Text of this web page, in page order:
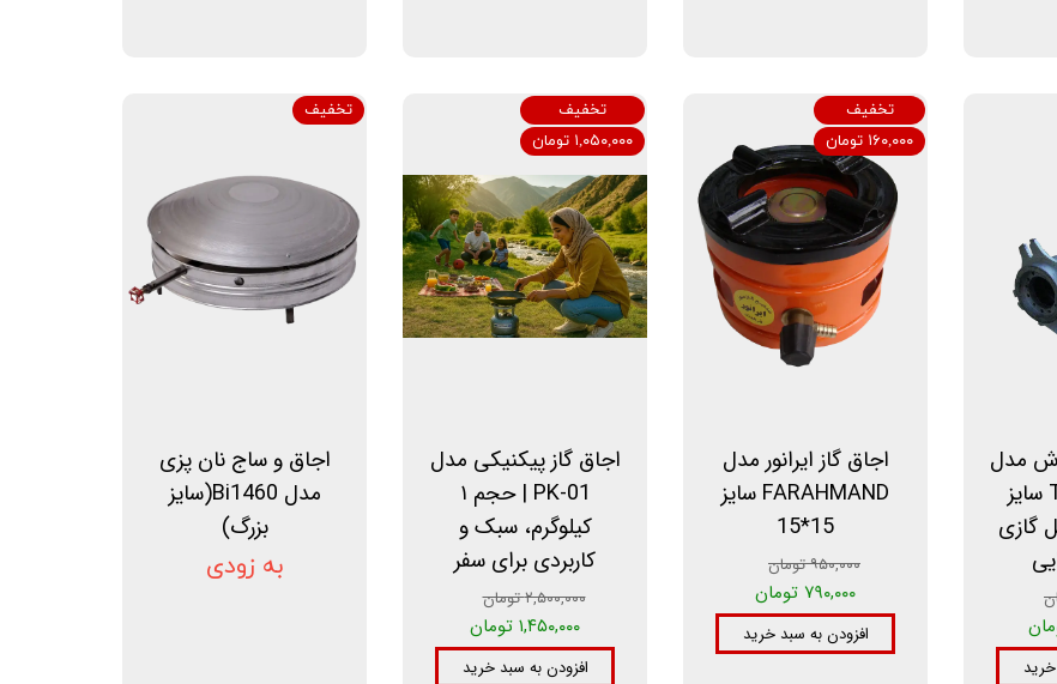
مدل
TANUR-KK2 سایز
گازی
اجاق گاز ایرانور مدل
FARAHMAND سایز
15*15
۹۵۰,۰۰۰ تومان
۷۹۰,۰۰۰ تومان
افزودن به سبد خرید
تخفیف
۱۶۰,۰۰۰ تومان
اجاق گاز پیکنیکی مدل
PK-01 | حجم ۱
کیلوگرم، سبک و
کاربردی برای سفر
۲,۵۰۰,۰۰۰ تومان
۱,۴۵۰,۰۰۰ تومان
افزودن به سبد خرید
تخفیف
۱,۰۵۰,۰۰۰ تومان
اجاق و ساج نان پزی
مدل Bi1460(سایز
بزرگ)
به زودی
تخفیف